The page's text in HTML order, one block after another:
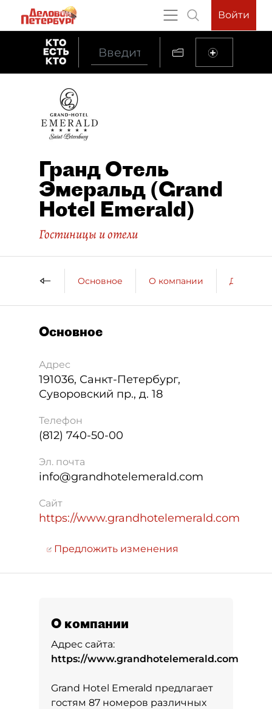
Войти
Гранд Отель
Эмеральд (Grand
Hotel Emerald)
Гостиницы и отели
Основное О компании ДП о
Основное
Адрес
191036, Санкт-Петербург,
Суворовский пр., д. 18
Телефон
(812) 740-50-00
Эл. почта
info@grandhotelemerald.com
Сайт
https://www.grandhotelemerald.com
Предложить изменения
О компании
Адрес сайта:
https://www.grandhotelemerald.com
Grand Hotel Emerald предлагает
гостям 87 номеров различных